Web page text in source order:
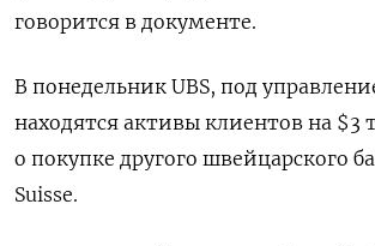
говорится в документе.
В понедельник UBS, под
находятся активы клиентов на $3
о покупке другого швейцарского
Suisse.